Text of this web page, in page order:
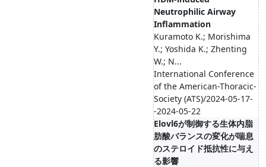
Neutrophilic Airway
Inflammation
Kuramoto K.; Morishima
Y.; Yoshida K.; Zhenting
W.; N...
International Conference
of the American-Thoracic-
Society (ATS)/2024-05-17-
-2024-05-22
Elovl6が制御する生体内脂
肪酸バランスの変化が喘息
のステロイド抵抗性に与え
る影響